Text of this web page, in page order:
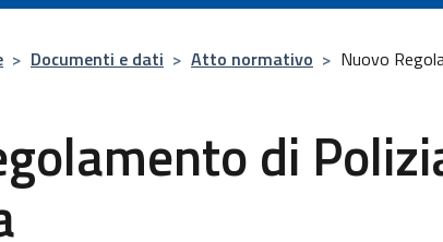
> Documenti e dati > Atto normativo > Nuovo
di